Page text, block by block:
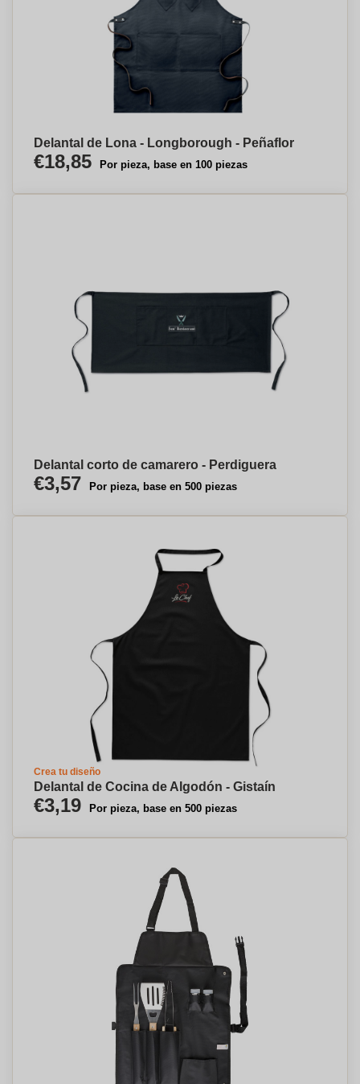
Delantal de Lona - Longborough - Peñaflor
€18,85 Por pieza, base en 100 piezas
Delantal corto de camarero - Perdiguera
€3,57 Por pieza, base en 500 piezas
Crea tu diseño
Delantal de Cocina de Algodón - Gistaín
€3,19 Por pieza, base en 500 piezas